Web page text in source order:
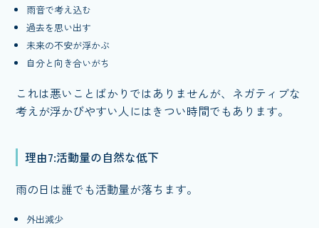
雨音で考え込む
過去を思い出す
未来の不安が浮かぶ
自分と向き合いがち
これは悪いことばかりではありませんが、ネガティブな
考えが浮かびやすい人にはきつい時間でもあります。
理由7:活動量の自然な低下
雨の日は誰でも活動量が落ちます。
外出減少